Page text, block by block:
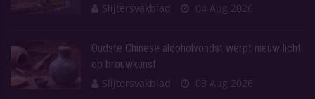
Slijtersvakblad
04 Aug 2026
Oudste Chinese alcoholvondst werpt nieuw licht
op brouwkunst
Slijtersvakblad
03 Aug 2026